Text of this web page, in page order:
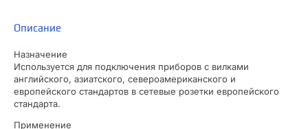
Описание
Назначение
Используется для подключения приборов с вилками
английского, азиатского, североамериканского и
европейского стандартов в сетевые розетки европейского
стандарта.
Применение